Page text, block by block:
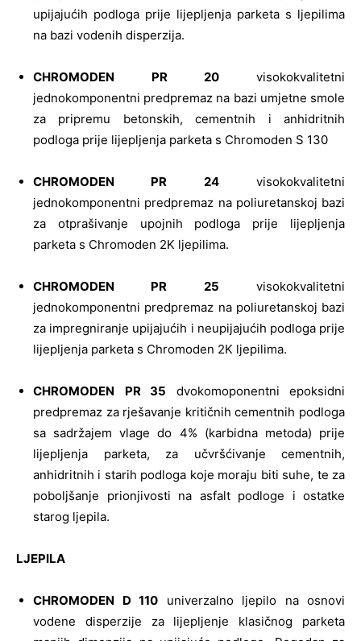
upijajućih podloga prije lijepljenja parketa s ljepilima
na bazi vodenih disperzija.
CHROMODEN PR 20 visokokvalitetni
jednokomponentni predpremaz na bazi umjetne smole
za pripremu betonskih, cementnih i anhidritnih
podloga prije lijepljenja parketa s Chromoden S 130
CHROMODEN PR 24visokokvalitetni
jednokomponentni predpremaz na poliuretanskoj bazi
za otprašivanje upojnih podloga prije lijepljenja
parketa s Chromoden 2K ljepilima.
CHROMODEN PR 25 visokokvalitetni
jednokomponentni predpremaz na poliuretanskoj bazi
za impregniranje upijajućih i neupijajućih podloga prije
lijepljenja parketa s Chromoden 2K ljepilima.
CHROMODEN PR 35 dvokomoponentni epoksidni
predpremaz za rješavanje kritičnih cementnih podloga
sa sadržajem vlage do 4% (karbidna metoda) prije
lijepljenja parketa, za učvršćivanje cementnih,
anhidritnih i starih podloga koje moraju biti suhe, te za
poboljšanje prionjivosti na asfalt podloge i ostatke
starog ljepila.
LJEPILA
CHROMODEN D 110 univerzalno ljepilo na osnovi
vodene disperzije za lijepljenje klasičnog parketa